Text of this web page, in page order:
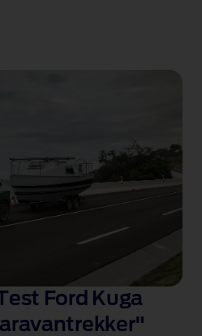
Ford Kuga